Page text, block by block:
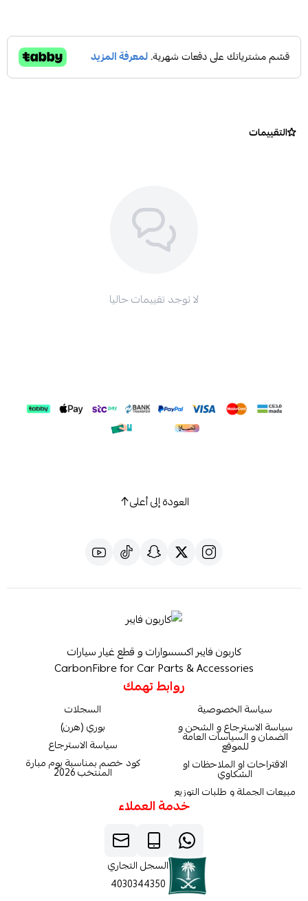
التقييمات
لا توجد تقييمات حاليا
العودة إلى أعلى
كاربون فايبر اكسسوارات و قطع غيار سيارات
CarbonFibre for Car Parts & Accessories
روابط تهمك
سياسة الخصوصية
سياسة الاسترجاع و الشحن و
الضمان و السياسات العامة
للموقع
الاقتراحات او الملاحظات او
الشكاوي
مبيعات الجملة و طلبات التوزيع
السجلات
بوري (هرن)
سياسة الاسترجاع
كود خصم بمناسبة يوم مبارة
المنتخب 2026
خدمة العملاء
السجل التجاري
4030344350